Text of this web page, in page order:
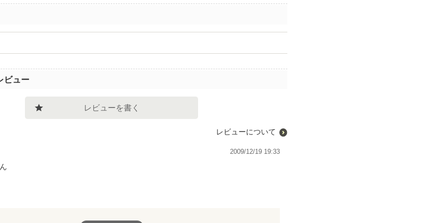
ビュー
レビューを書く
レビューについて
2009/12/19 19:33